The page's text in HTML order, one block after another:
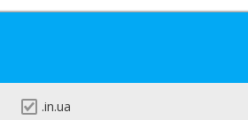
.in.ua